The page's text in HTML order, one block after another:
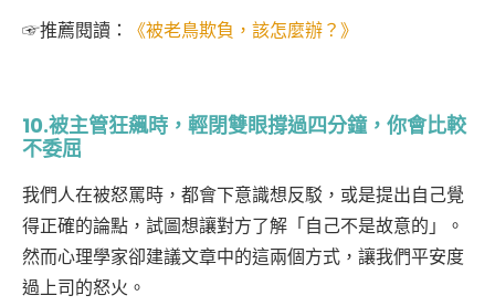
☞推薦閱讀： 《被老鳥欺負，該怎麼辦？》
10.被主管狂飆時，輕閉雙眼撐過四分鐘，你會比較
不委屈
我們人在被怒罵時，都會下意識想反駁，或是提出自己覺
得正確的論點，試圖想讓對方了解「自己不是故意的」。
然而心理學家卻建議文章中的這兩個方式，讓我們平安度
過上司的怒火。